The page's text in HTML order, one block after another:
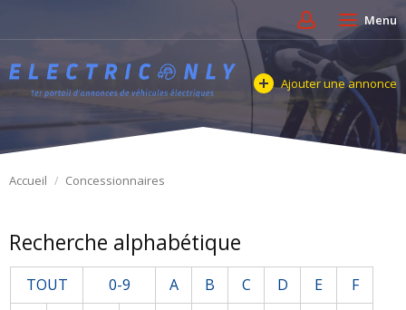
Menu
Ajouter une annonce
Accueil Concessionnaires
Recherche alphabétique
TOUT 0-9 A B C D E
F